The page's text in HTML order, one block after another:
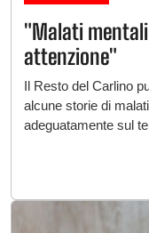
"Malati
attenzione"
Il Resto del Carlino
alcune storie di
adeguatamente sul